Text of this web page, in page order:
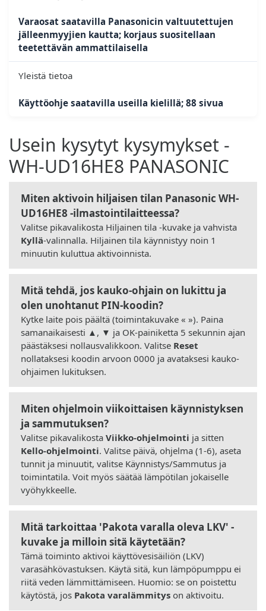
Varaosat saatavilla Panasonicin valtuutettujen
jälleenmyyjien kautta; korjaus suositellaan
teetettävän ammattilaisella
Yleistä tietoa
Käyttöohje saatavilla useilla kielillä; 88 sivua
Usein kysytyt kysymykset -
WH-UD16HE8 PANASONIC
Miten aktivoin hiljaisen tilan Panasonic WH-
UD16HE8 -ilmastointilaitteessa?
Valitse pikavalikosta Hiljainen tila -kuvake ja vahvista
Kyllä-valinnalla. Hiljainen tila käynnistyy noin 1
minuutin kuluttua aktivoinnista.
Mitä tehdä, jos kauko-ohjain on lukittu ja
olen unohtanut PIN-koodin?
Kytke laite pois päältä (toimintakuvake « »). Paina
samanaikaisesti ▲, ▼ ja OK-painiketta 5 sekunnin ajan
päästäksesi nollausvalikkoon. Valitse Reset
nollataksesi koodin arvoon 0000 ja avataksesi kauko-
ohjaimen lukituksen.
Miten ohjelmoin viikoittaisen käynnistyksen
ja sammutuksen?
Valitse pikavalikosta Viikko-ohjelmointi ja sitten
Kello-ohjelmointi. Valitse päivä, ohjelma (1-6), aseta
tunnit ja minuutit, valitse Käynnistys/Sammutus ja
toimintatila. Voit myös säätää lämpötilan jokaiselle
vyöhykkeelle.
Mitä tarkoittaa 'Pakota varalla oleva LKV' -
kuvake ja milloin sitä käytetään?
Tämä toiminto aktivoi käyttövesisäiliön (LKV)
varasähkövastuksen. Käytä sitä, kun lämpöpumppu ei
riitä veden lämmittämiseen. Huomio: se on poistettu
käytöstä, jos Pakota varalämmitys on aktivoitu.